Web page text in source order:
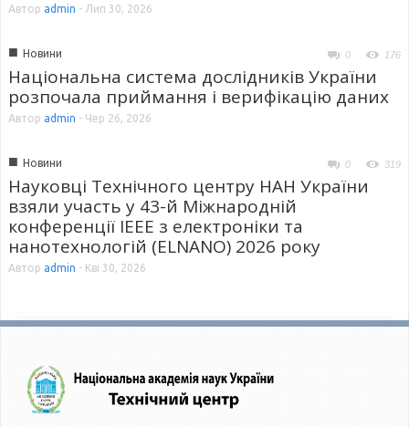
Автор admin - Лип 30, 2026
■ Новини 0 176
Національна система дослідників України
розпочала приймання і верифікацію даних
Автор admin - Чер 26, 2026
■ Новини 0 319
Науковці Технічного центру НАН України
взяли участь у 43-й Міжнародній
конференції IEEE з електроніки та
нанотехнологій (ELNANO) 2026 року
Автор admin - Кві 30, 2026